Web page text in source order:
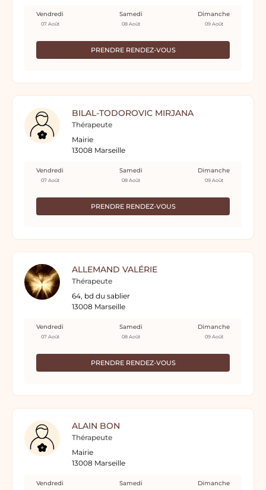
PRENDRE RENDEZ-VOUS
Vendredi
07 Août
Samedi
08 Août
Dimanche
09 Août
BILAL-TODOROVIC MIRJANA
Thérapeute
Mairie
13008 Marseille
PRENDRE RENDEZ-VOUS
Vendredi
07 Août
Samedi
08 Août
Dimanche
09 Août
ALLEMAND VALÉRIE
Thérapeute
64, bd du sablier
13008 Marseille
PRENDRE RENDEZ-VOUS
Vendredi
07 Août
Samedi
08 Août
Dimanche
09 Août
ALAIN BON
Thérapeute
Mairie
13008 Marseille
Vendredi Samedi Dimanche